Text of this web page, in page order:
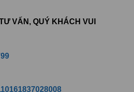
VẤN, QUÝ KHÁCH VUI